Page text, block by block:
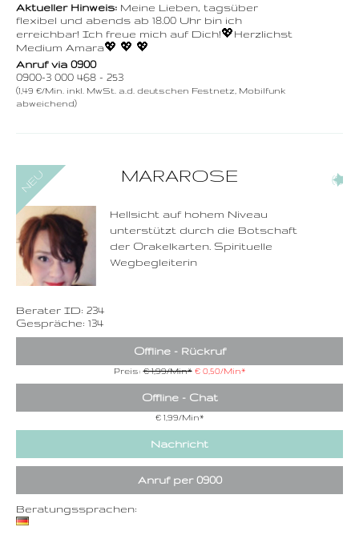
Aktueller Hinweis: Meine Lieben, tagsüber
flexibel und abends ab 18.00 Uhr bin ich
erreichbar! Ich freue mich auf Dich!💖Herzlichst
Medium Amara💖 💖 💖
Anruf via 0900
0900-3 000 468 - 253
(1,49 €/Min. inkl. MwSt. a.d. deutschen Festnetz, Mobilfunk
abweichend)
MARAROSE (8)
Hellsicht auf hohem Niveau
unterstützt durch die Botschaft
der Orakelkarten. Spirituelle
Wegbegleiterin
Berater ID: 234
Gespräche: 134
Offline - Rückruf
Preis:€ 1,99/Min* € 0,50/Min*
Offline - Chat
€ 1,99/Min*
Nachricht
Anruf per 0900
0900-3 000 468 - 234
1,49 €/Min. inkl. MwSt.
Wählen Sie diese
Rufnummer inklusive
dem Beratercode
Zurück
Beratungssprachen: